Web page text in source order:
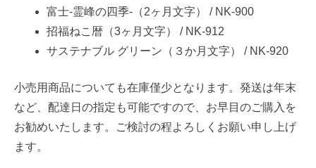
富士-霊峰の四季-（2ヶ月文字） / NK-900
招福ねこ暦（3ヶ月文字） / NK-912
サステナブル グリーン（３か月文字） / NK-920
小売用商品についても在庫僅少となります。発送は年末
など、配達日の指定も可能ですので、お早目のご購入を
お勧めいたします。ご検討の程よろしくお願い申し上げ
ます。